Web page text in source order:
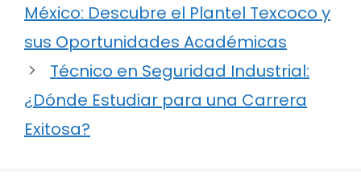
México: Descubre el Plantel Texcoco y
sus Oportunidades Académicas
Técnico en Seguridad Industrial:
¿Dónde Estudiar para una Carrera
Exitosa?